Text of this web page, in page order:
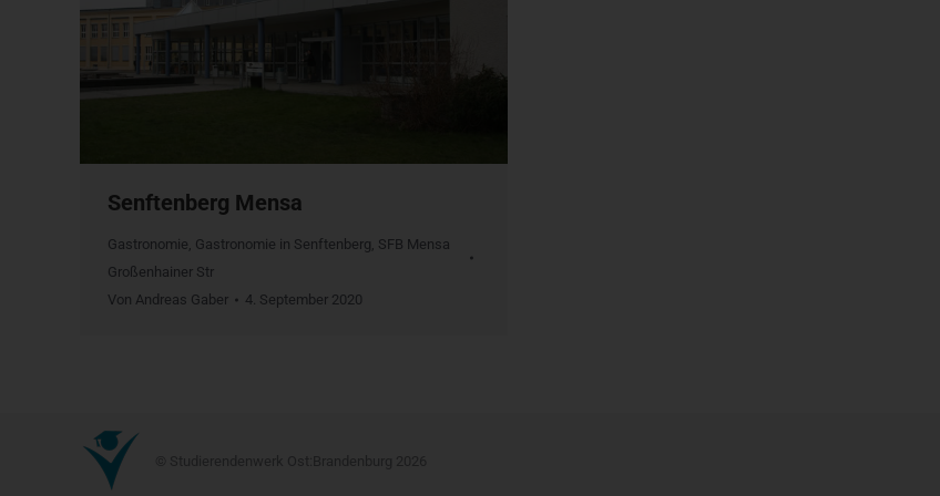
Senftenberg Mensa
Gastronomie, Gastronomie in Senftenberg, SFB Mensa
Großenhainer Str
Von Andreas Gaber 4. September 2020